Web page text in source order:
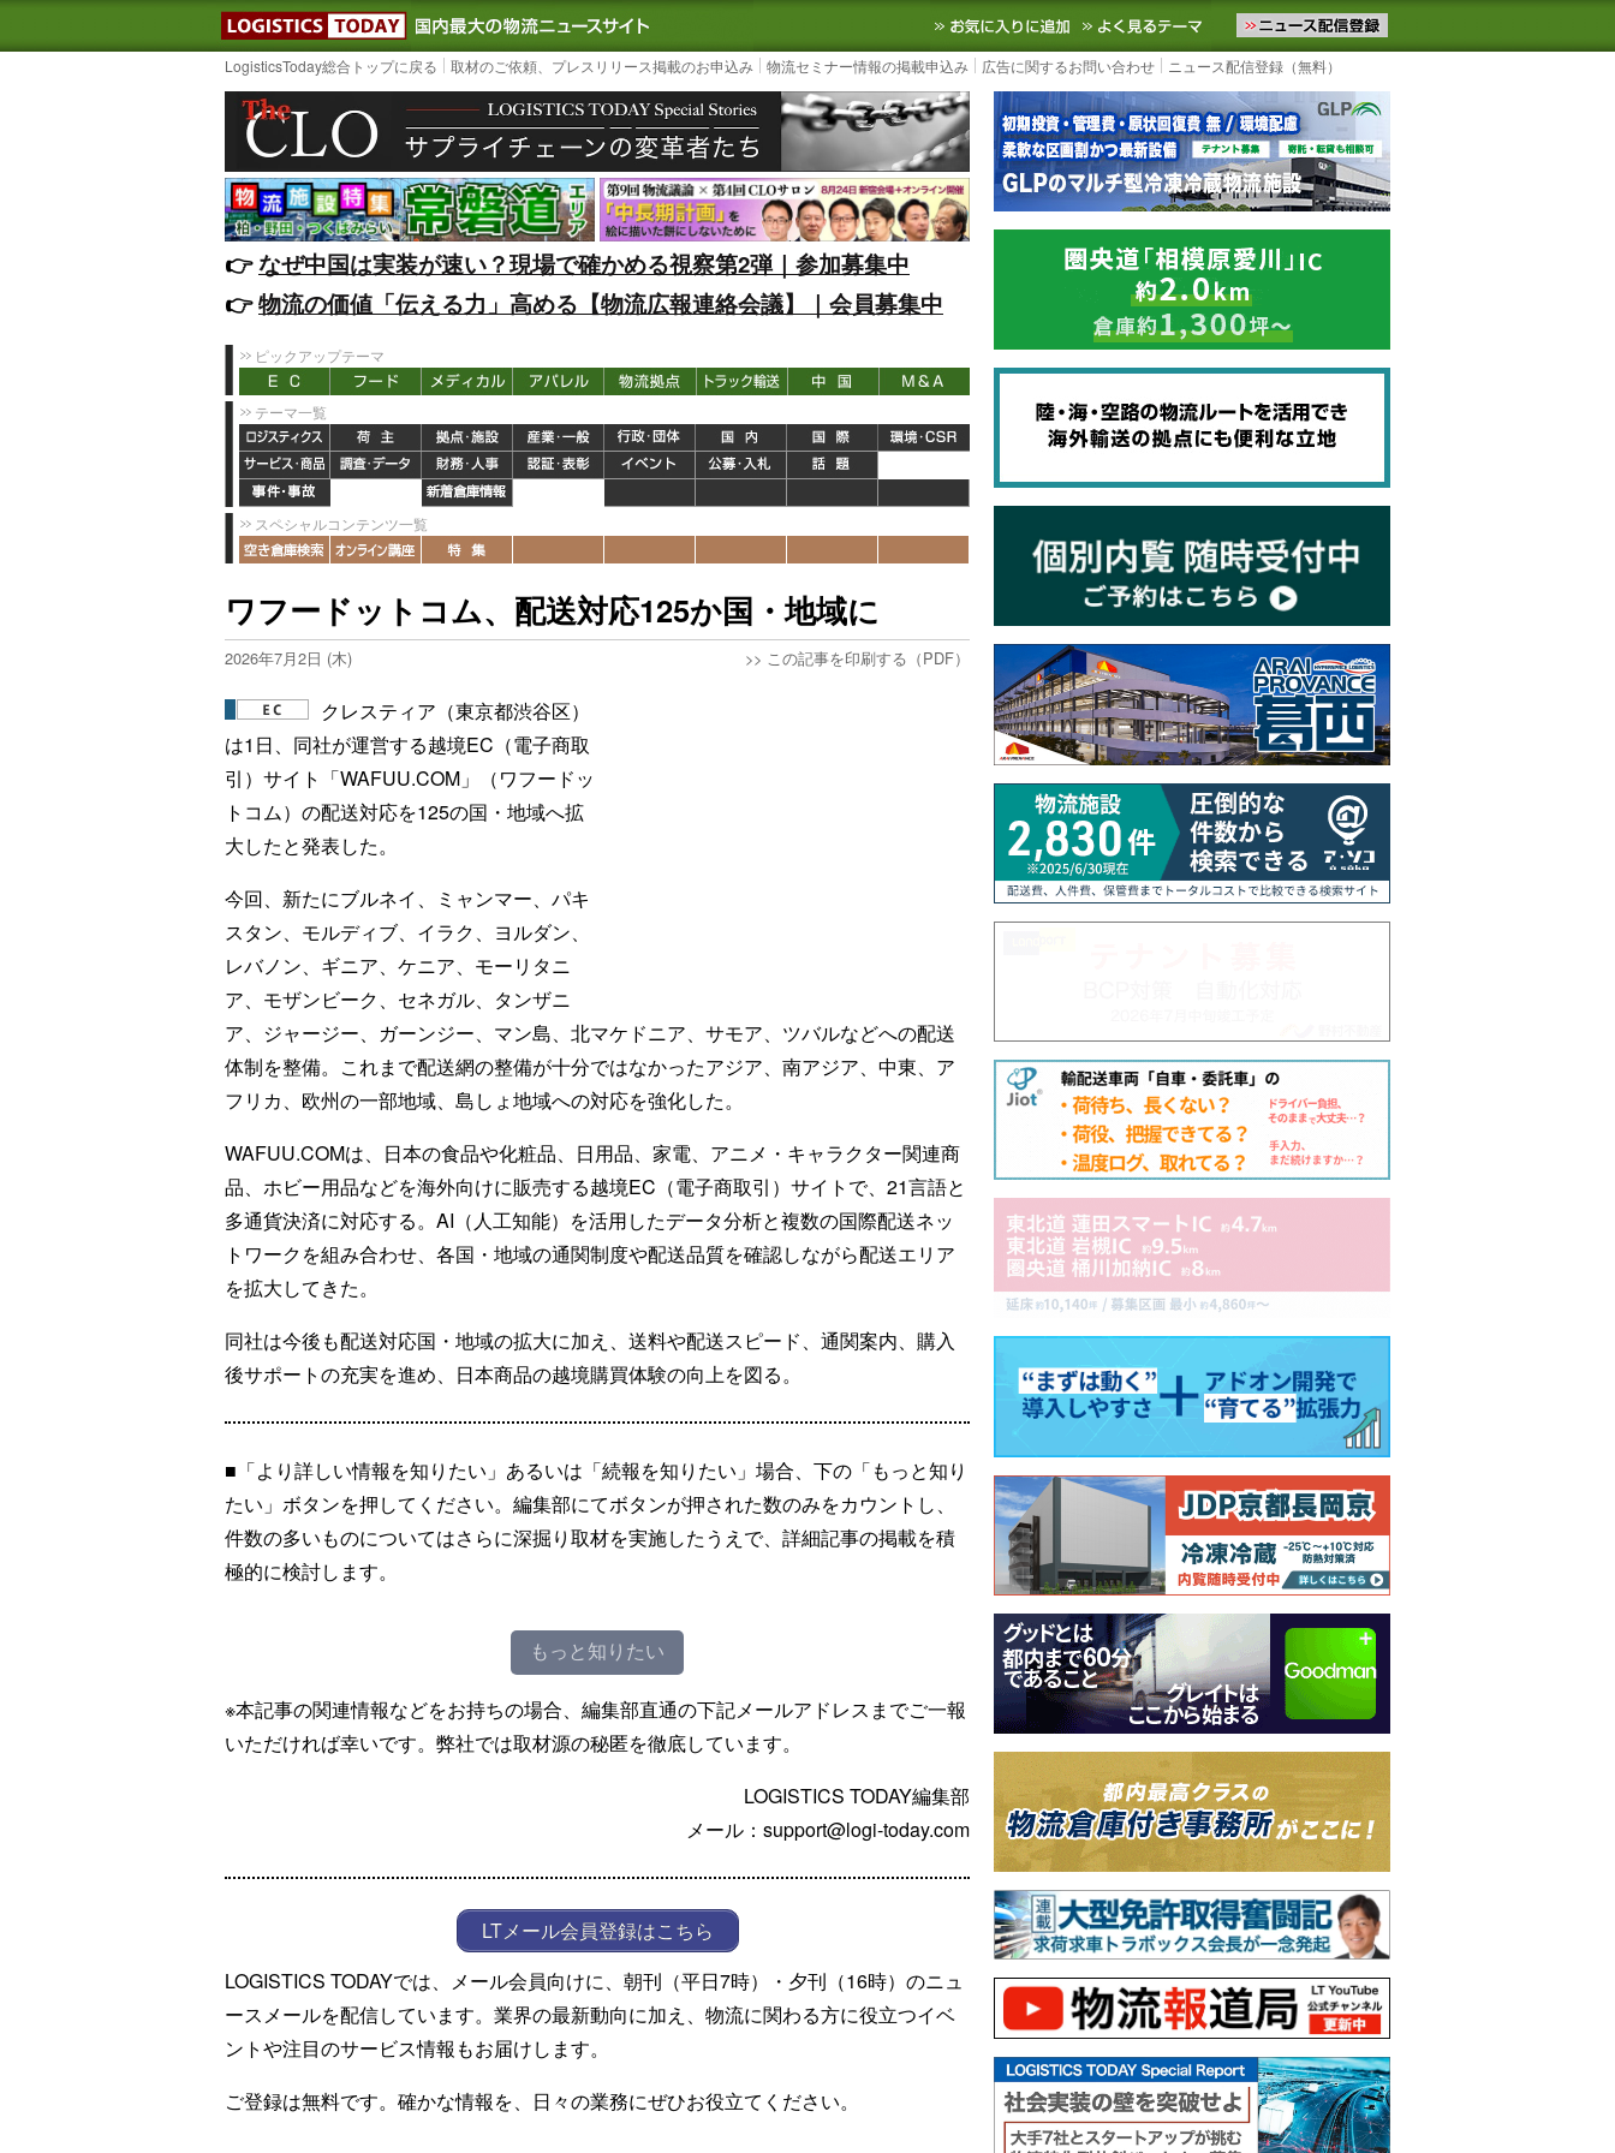
LOGISTICS TODAY｜国内最大の物流ニュースサイト3PL, SCMなど国内外の最新の物流ニュースをお届けします。物流ニュースメール配信を登録す
お気に入りに追加 よく見るテーマ
LogisticsToday総合トップに戻る 取材のご依頼、プレスリリース掲載のお申込み 物流セミナー情報の掲載申込み 広告に関するお問い合わせ ニュース配信登録（無料）
👉️なぜ中国は実装が速い？現場で確かめる視察第2弾｜参加募集中
👉️物流の価値「伝える力」高める【物流広報連絡会議】｜会員募集中
ピックアップテーマ
テーマ一覧
スペシャルコンテンツ一覧
ワフードットコム、配送対応125か国・地域に
2026年7月2日 (木) >> この記事を印刷する（PDF）
クレスティア（東京都渋谷区）
は1日、同社が運営する越境EC（電子商取
引）サイト「WAFUU.COM」（ワフードッ
トコム）の配送対応を125の国・地域へ拡
大したと発表した。
今回、新たにブルネイ、ミャンマー、パキ
スタン、モルディブ、イラク、ヨルダン、
レバノン、ギニア、ケニア、モーリタニ
ア、モザンビーク、セネガル、タンザニ
ア、ジャージー、ガーンジー、マン島、北マケドニア、サモア、ツバルなどへの配送
体制を整備。これまで配送網の整備が十分ではなかったアジア、南アジア、中東、ア
フリカ、欧州の一部地域、島しょ地域への対応を強化した。
WAFUU.COMは、日本の食品や化粧品、日用品、家電、アニメ・キャラクター関連商
品、ホビー用品などを海外向けに販売する越境EC（電子商取引）サイトで、21言語と
多通貨決済に対応する。AI（人工知能）を活用したデータ分析と複数の国際配送ネッ
トワークを組み合わせ、各国・地域の通関制度や配送品質を確認しながら配送エリア
を拡大してきた。
同社は今後も配送対応国・地域の拡大に加え、送料や配送スピード、通関案内、購入
後サポートの充実を進め、日本商品の越境購買体験の向上を図る。
■「より詳しい情報を知りたい」あるいは「続報を知りたい」場合、下の「もっと知り
たい」ボタンを押してください。編集部にてボタンが押された数のみをカウントし、
件数の多いものについてはさらに深掘り取材を実施したうえで、詳細記事の掲載を積
極的に検討します。
もっと知りたい
※本記事の関連情報などをお持ちの場合、編集部直通の下記メールアドレスまでご一報
いただければ幸いです。弊社では取材源の秘匿を徹底しています。
LOGISTICS TODAY編集部
メール：support@logi-today.com
LTメール会員登録はこちら
LOGISTICS TODAYでは、メール会員向けに、朝刊（平日7時）・夕刊（16時）のニュ
ースメールを配信しています。業界の最新動向に加え、物流に関わる方に役立つイベ
ントや注目のサービス情報もお届けします。
ご登録は無料です。確かな情報を、日々の業務にぜひお役立てください。